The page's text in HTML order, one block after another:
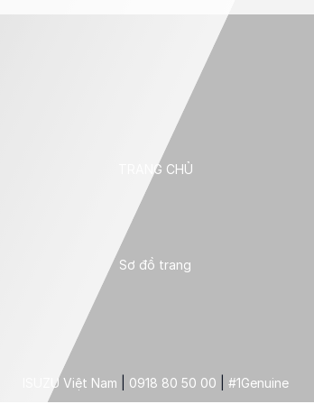
TRANG CHỦ
Sơ đồ trang
ISUZU Việt Nam 0918 80 50 00 #1Genuine